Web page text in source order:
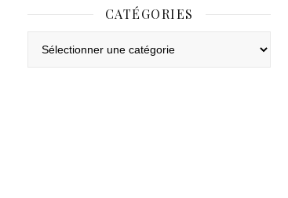
CATÉGORIES